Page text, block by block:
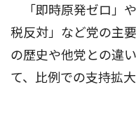
「即時原発ゼロ」
税反対」など党の主
の歴史や他党との違
て、比例での支持拡大